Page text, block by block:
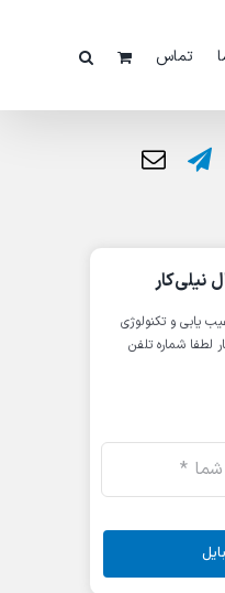
تماس
نیلی‌کار
یابی‌ و تکنولوژی
لطفا شماره تلفن